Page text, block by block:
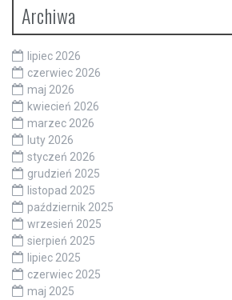
Archiwa
lipiec 2026
czerwiec 2026
maj 2026
kwiecień 2026
marzec 2026
luty 2026
styczeń 2026
grudzień 2025
listopad 2025
październik 2025
wrzesień 2025
sierpień 2025
lipiec 2025
czerwiec 2025
maj 2025